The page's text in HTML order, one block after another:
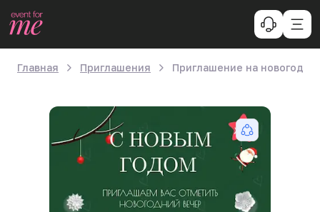
Главная Приглашения Приглашение на